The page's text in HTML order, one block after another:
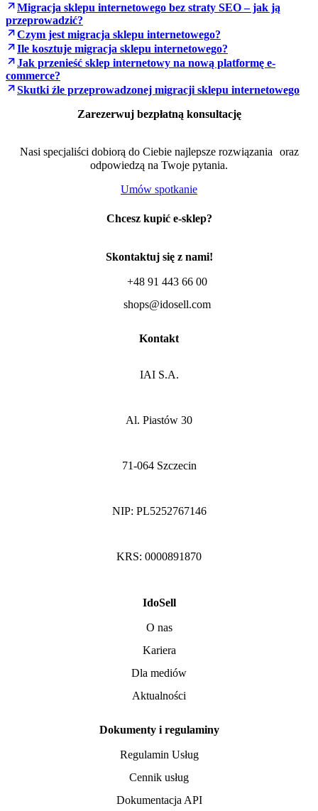
Migracja sklepu internetowego bez straty SEO – jak ją
przeprowadzić?
Czym jest migracja sklepu internetowego?
Ile kosztuje migracja sklepu internetowego?
Jak przenieść sklep internetowy na nową platformę e-
commerce?
Skutki źle przeprowadzonej migracji sklepu internetowego
Zarezerwuj bezpłatną konsultację
Nasi specjaliści dobiorą do Ciebie najlepsze rozwiązania oraz
odpowiedzą na Twoje pytania.
Umów spotkanie
Chcesz kupić e-sklep?
Skontaktuj się z nami!
+48 91 443 66 00
shops@idosell.com
Kontakt
IAI S.A.
Al. Piastów 30
71-064 Szczecin
NIP: PL5252767146
KRS: 0000891870
IdoSell
O nas
Kariera
Dla mediów
Aktualności
Dokumenty i regulaminy
Regulamin Usług
Cennik usług
Dokumentacja API